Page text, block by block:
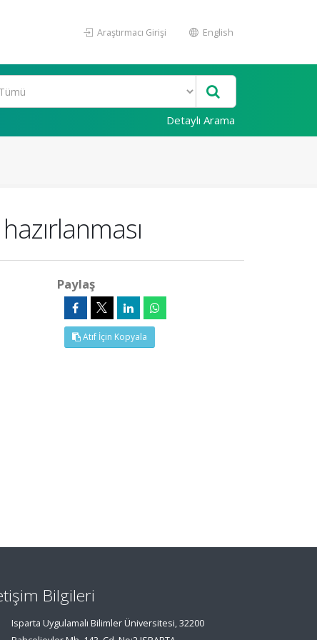
Araştırmacı Girişi English
Detaylı Arama
Paylaş
Atıf İçin Kopyala
Bilgileri
Isparta Uygulamalı Bilimler Üniversitesi, 32200